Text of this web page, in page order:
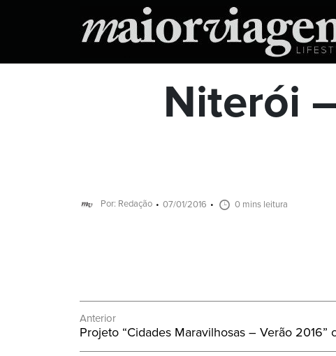
Niterói
Por: Redação 07/01/2016 0 mins leitura
Navegação
de
Anterior
Post
Anterior:
Projeto “Cidades Maravilhosas – Verão 2016”